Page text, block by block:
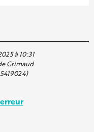
à 10:31
Grimaud
5419024)